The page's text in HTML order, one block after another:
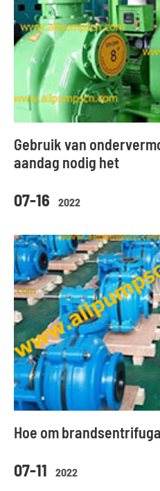
07-16 2022
Gebruik van
aandag nodig het
07-11 2022
Hoe om